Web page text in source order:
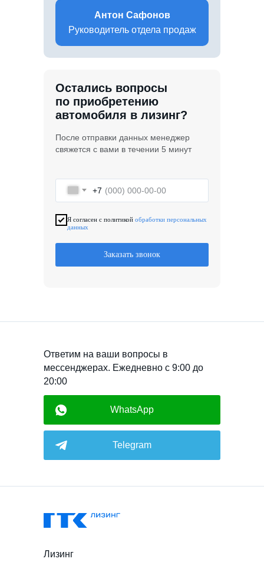
+7
Я согласен с политикой обработки персональных
данных
Заказать звонок
Остались вопросы
по приобретению
автомобиля в лизинг?
После отправки данных менеджер
свяжется с вами в течении 5 минут
Антон Сафонов
Руководитель отдела продаж
Ответим на ваши вопросы в
мессенджерах. Ежедневно с 9:00 до
20:00
Telegram
WhatsApp
Лизинг